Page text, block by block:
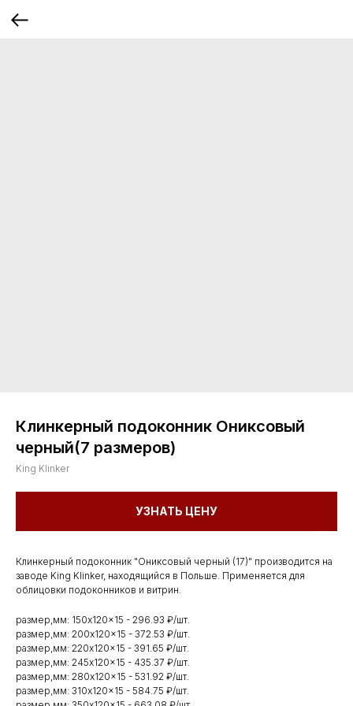
Клинкерный подоконник Ониксовый
черный(7 размеров)
King Klinker
УЗНАТЬ ЦЕНУ
Клинкерный подоконник "Ониксовый черный (17)" производится на
заводе King Klinker, находящийся в Польше. Применяется для
облицовки подоконников и витрин.
размер,мм: 150x120x15 - 296.93 ₽/шт.
размер,мм: 200x120x15 - 372.53 ₽/шт.
размер,мм: 220x120x15 - 391.65 ₽/шт.
размер,мм: 245x120x15 - 435.37 ₽/шт.
размер,мм: 280x120x15 - 531.92 ₽/шт.
размер,мм: 310x120x15 - 584.75 ₽/шт.